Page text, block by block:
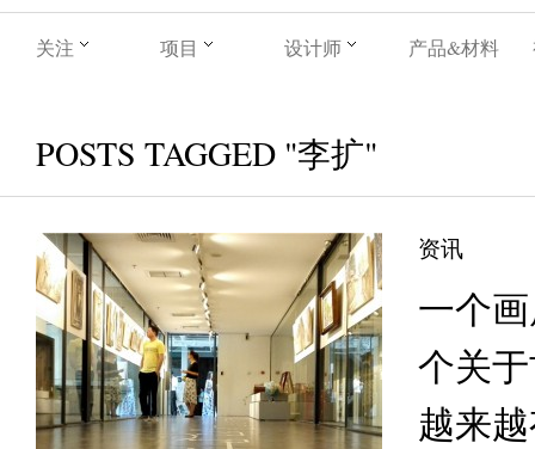
关注 项目 设计师 产品&材料
POSTS TAGGED "李扩"
资讯
一个
个关
越来